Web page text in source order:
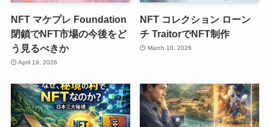
NFT マケプレ Foundation
閉鎖でNFT市場の今後をど
う見るべきか
April 19, 2026
NFT コレクション ローン
チ TraitorでNFT制作
March 10, 2026